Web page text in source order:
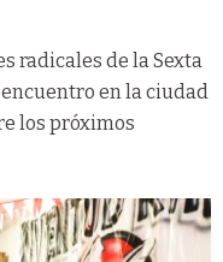
radicales de la Sexta
en la ciudad
los próximos